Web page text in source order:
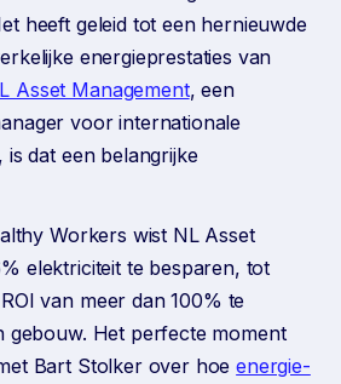
heeft geleid tot een hernieuwde
energieprestaties van
Asset Management, een
voor internationale
is dat een belangrijke
Workers wist NL Asset
elektriciteit te besparen, tot
van meer dan 100% te
gebouw. Het perfecte moment
Bart Stolker over hoeenergie-